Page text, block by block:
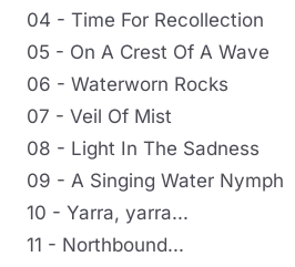
04 - Time For Recollection
05 - On A Crest Of A Wave
06 - Waterworn Rocks
07 - Veil Of Mist
08 - Light In The Sadness
09 - A Singing Water Nymph
10 - Yarra, yarra...
11 - Northbound...